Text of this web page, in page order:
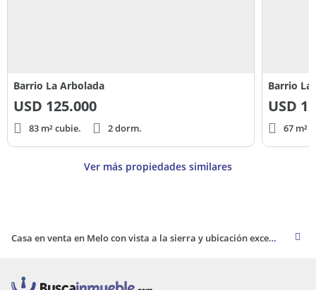
Barrio La Arbolada
USD 125.000
83 m² cubie. 2 dorm.
Barrio La
USD
67 m²
Ver más propiedades similares
Casa en venta en Melo con vista a la sierra y ubicación excepcional